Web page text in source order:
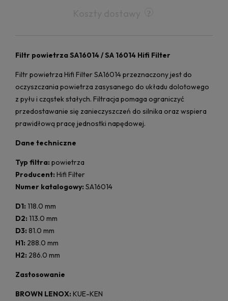
Filtr powietrza SA16014 / SA 16014 Hifi Filter
Filtr powietrza Hifi Filter SA16014 przeznaczony jest do
oczyszczania powietrza zasysanego do układu dolotowego
z pyłu i cząstek stałych. Filtracja pomaga ograniczyć
przedostawanie się zanieczyszczeń do silnika oraz wspiera
prawidłową pracę jednostki napędowej.
Dane techniczne
Typ filtra: powietrza
Producent: Hifi Filter
Numer katalogowy: SA16014
D1: 118.0 mm
D2: 113.0 mm
D3: 81.0 mm
H1: 288.0 mm
H2: 286.0 mm
Zastosowanie
BROWN LENOX: KUE-KEN